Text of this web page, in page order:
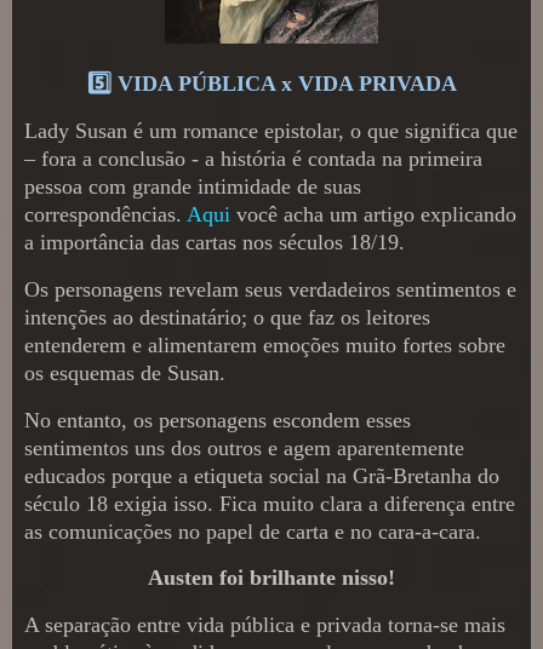
5️⃣ VIDA PÚBLICA x VIDA PRIVADA
Lady Susan é um romance epistolar, o que significa que
– fora a conclusão - a história é contada na primeira
pessoa com grande intimidade de suas
correspondências. Aqui você acha um artigo explicando
a importância das cartas nos séculos 18/19.
Os personagens revelam seus verdadeiros sentimentos e
intenções ao destinatário; o que faz os leitores
entenderem e alimentarem emoções muito fortes sobre
os esquemas de Susan.
No entanto, os personagens escondem esses
sentimentos uns dos outros e agem aparentemente
educados porque a etiqueta social na Grã-Bretanha do
século 18 exigia isso. Fica muito clara a diferença entre
as comunicações no papel de carta e no cara-a-cara.
Austen foi brilhante nisso!
A separação entre vida pública e privada torna-se mais